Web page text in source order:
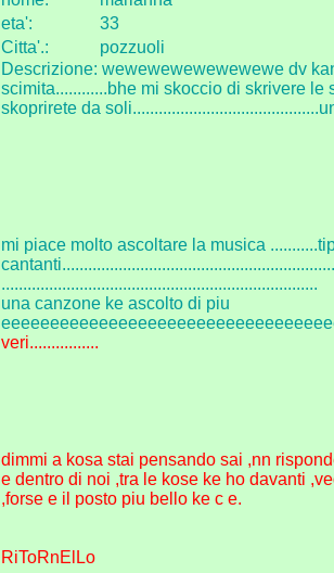
eta':
33
Citta'.:
pozzuoli
Descrizione: wewewewewewewewe dv
scimita............bhe mi skoccio di skrivere
skoprirete da
mi piace molto ascoltare la musica
.........................................................................
una canzone ke ascolto di piu
veri................
dimmi a kosa stai pensando sai ,nn
e dentro di noi ,tra le kose ke ho davanti
,forse e il posto piu bello ke c e.
RiToRnElLo